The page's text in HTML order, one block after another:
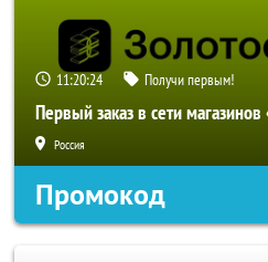
11:20:22 Получи первым!
Первый заказ в сети
Россия
Промокод